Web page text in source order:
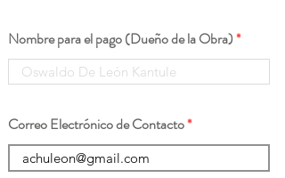
Nombre para el pago (Dueño de la Obra)
Correo Electrónico de Contacto